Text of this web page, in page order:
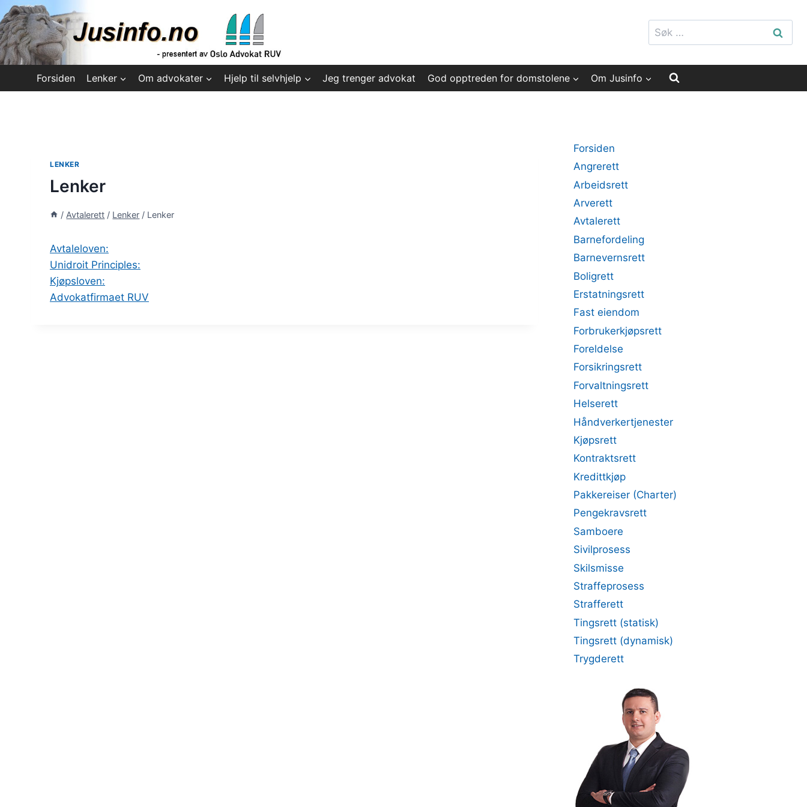
Skip
to
content
Søk
etter:
Forsiden Lenker Om advokater Hjelp til selvhjelp Jeg trenger advokat God opptreden for domstolene Om Jusinfo
LENKER
Lenker
/ Avtalerett / Lenker / Lenker
Avtaleloven:
Unidroit Principles:
Kjøpsloven:
Advokatfirmaet RUV
Forsiden
Angrerett
Arbeidsrett
Arverett
Avtalerett
Barnefordeling
Barnevernsrett
Boligrett
Erstatningsrett
Fast eiendom
Forbrukerkjøpsrett
Foreldelse
Forsikringsrett
Forvaltningsrett
Helserett
Håndverkertjenester
Kjøpsrett
Kontraktsrett
Kredittkjøp
Pakkereiser (Charter)
Pengekravsrett
Samboere
Sivilprosess
Skilsmisse
Straffeprosess
Strafferett
Tingsrett (statisk)
Tingsrett (dynamisk)
Trygderett